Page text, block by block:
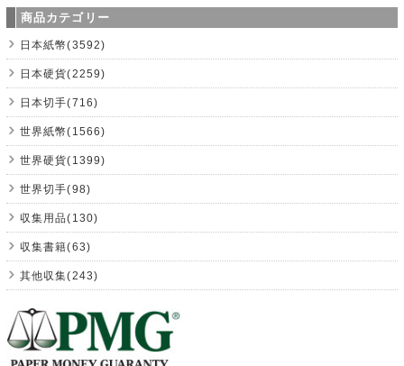
商品カテゴリー
日本紙幣(3592)
日本硬貨(2259)
日本切手(716)
世界紙幣(1566)
世界硬貨(1399)
世界切手(98)
収集用品(130)
収集書籍(63)
其他収集(243)